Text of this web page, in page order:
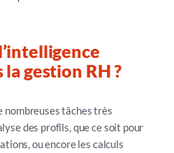
gestion RH ?
nombreuses tâches très
des profils, que ce soit pour
ou encore les calculs